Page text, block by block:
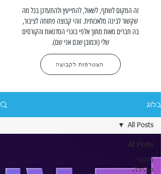
זה המקום לשתף, לשאול, להתייעץ ולהתעדכן בכל מה
שקשור לבינה מלאכותית. זוהי קבוצה פתוחה לציבור,
בה חברים מאות מתוך אלפי בוגרי הסדנאות והקורסים
שלי (וכמובן שגם אני שם).
הצטרפות לקבוצה
בלוג
All Posts
ניהול
קהילה
All Posts